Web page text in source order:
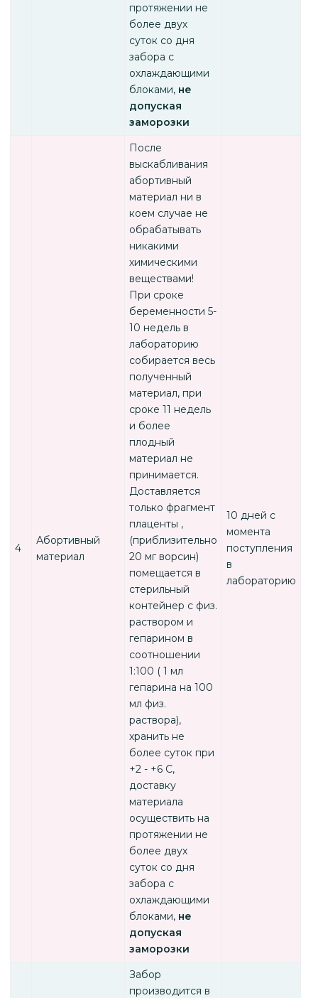
протяжении не
более двух
суток со дня
забора с
охлаждающими
блоками, не
допуская
заморозки
4
Абортивный
материал
После
выскабливания
абортивный
материал ни в
коем случае не
обрабатывать
никакими
химическими
веществами!
При сроке
беременности 5-
10 недель в
лабораторию
собирается весь
полученный
материал, при
сроке 11 недель
и более
плодный
материал не
принимается.
Доставляется
только фрагмент
плаценты ,
(приблизительно
20 мг ворсин)
помещается в
стерильный
контейнер с физ.
раствором и
гепарином в
соотношении
1:100 ( 1 мл
гепарина на 100
мл физ.
раствора),
хранить не
более суток при
+2 - +6 С,
доставку
материала
осуществить на
протяжении не
более двух
суток со дня
забора с
охлаждающими
блоками, не
допуская
заморозки
10 дней с
момента
поступления
в
лабораторию
Забор
производится в